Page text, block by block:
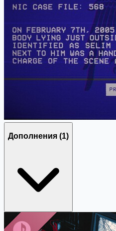
Дополнения (1)